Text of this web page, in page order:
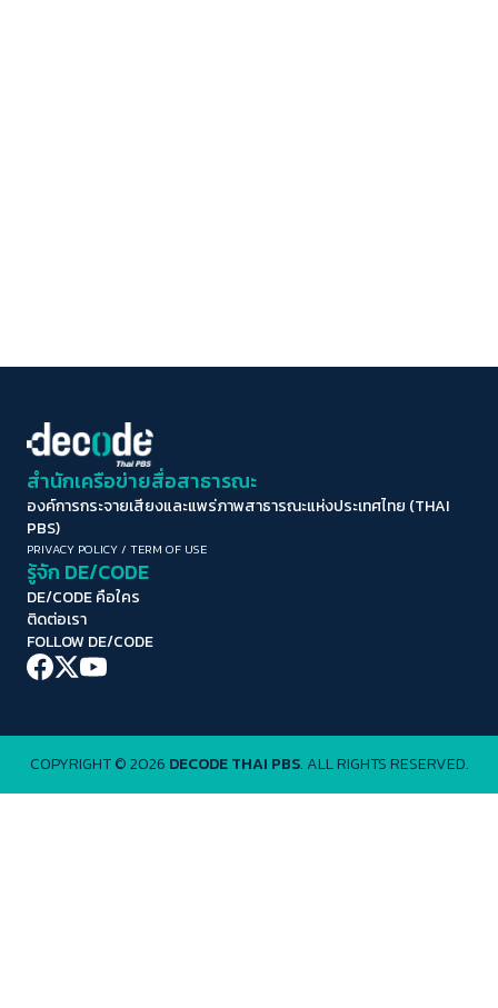
สำนักเครือข่ายสื่อสาธารณะ
องค์การกระจายเสียงและแพร่ภาพสาธารณะแห่งประเทศไทย (THAI
PBS)
PRIVACY POLICY/ TERM OF USE
รู้จัก DE/CODE
DE/CODE คือใคร
ติดต่อเรา
FOLLOW DE/CODE
COPYRIGHT © 2026 DECODE THAI PBS. ALL RIGHTS RESERVED.